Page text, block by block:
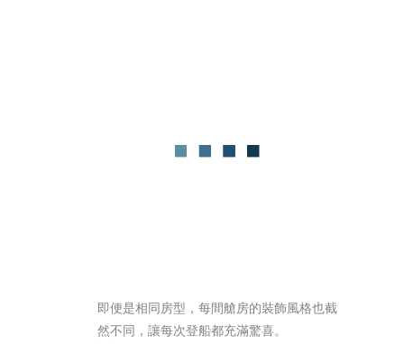
即便是相同房型，每間艙房的裝飾風格也截
然不同，讓每次登船都充滿驚喜。